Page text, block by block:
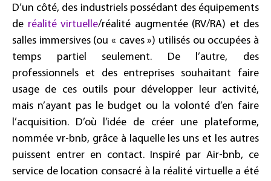
D’un côté, des industriels possédant des équipements
de réalité virtuelle/réalité augmentée (RV/RA) et des
salles immersives (ou « caves ») utilisés ou occupées à
temps partiel seulement. De l’autre, des
professionnels et des entreprises souhaitant faire
usage de ces outils pour développer leur activité,
mais n’ayant pas le budget ou la volonté d’en faire
l’acquisition. D’où l’idée de créer une plateforme,
nommée vr-bnb, grâce à laquelle les uns et les autres
puissent entrer en contact. Inspiré par Air-bnb, ce
service de location consacré à la réalité virtuelle a été